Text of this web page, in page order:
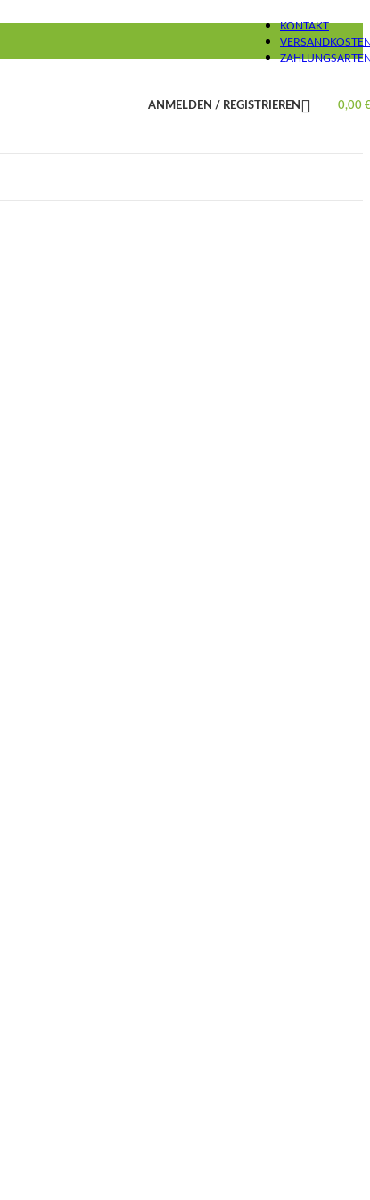
KONTAKT
ANMELDEN / REGISTRIEREN 0,00